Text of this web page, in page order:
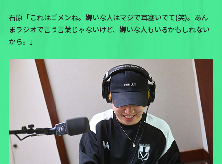
石原「これはゴメンね。嫌いな人はマジで耳塞いでて(笑)。あん
まラジオで言う言葉じゃないけど、嫌いな人もいるかもしれない
から。」